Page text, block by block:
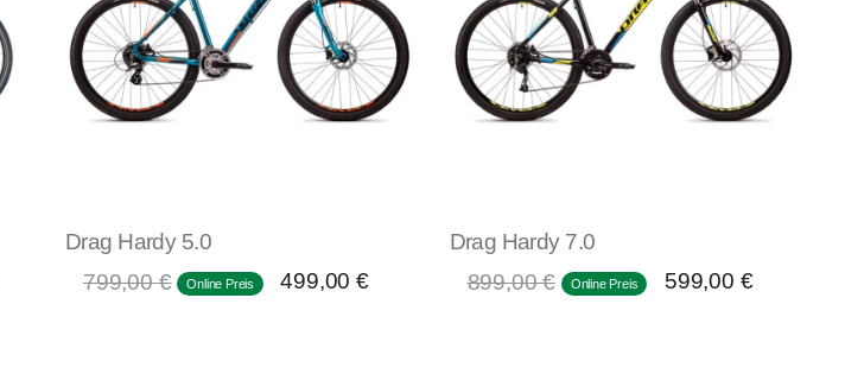
Drag Hardy 5.0
799,00€ Online Preis 499,00€
Drag Hardy 7.0
899,00€ Online Preis 599,00 €